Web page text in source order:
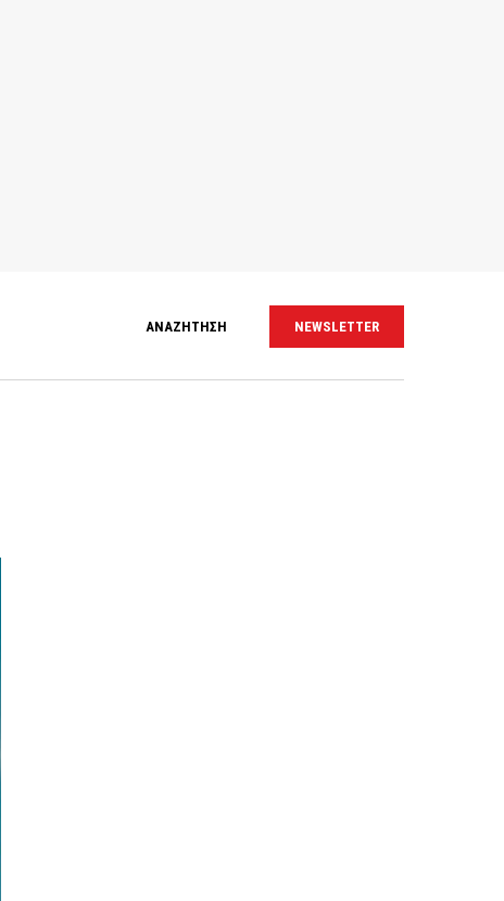
ΑΝΑΖΗΤΗΣΗ NEWSLETTER